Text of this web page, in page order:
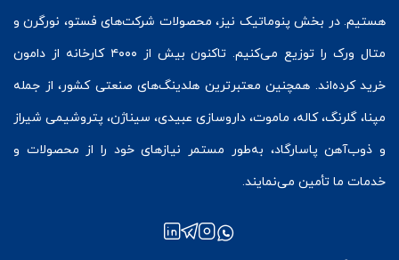
هستیم. در بخش پنوماتیک نیز، محصولات شرکت‌های فستو، نورگرن و
متال ورک
را توزیع می‌کنیم. تاکنون بیش از ۴۰۰۰ کارخانه از دامون
خرید کرده‌اند. همچنین معتبرترین هلدینگ‌های صنعتی کشور، از جمله
مپنا، گلرنگ، کاله، ماموت، داروسازی عبیدی، سیناژن، پتروشیمی شیراز
و ذوب‌آهن پاسارگاد، به‌طور مستمر نیازهای خود را از محصولات و
خدمات ما تأمین می‌نمایند.